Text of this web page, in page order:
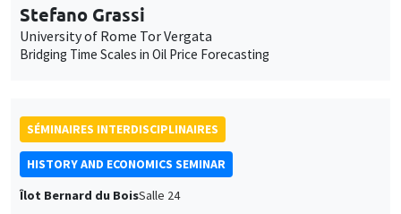
Stefano Grassi
University of Rome Tor Vergata
Bridging Time Scales in Oil Price Forecasting
SÉMINAIRES INTERDISCIPLINAIRES
HISTORY AND ECONOMICS SEMINAR
Îlot Bernard du BoisSalle 24